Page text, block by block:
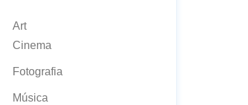
Art
Cinema
Fotografia
Música